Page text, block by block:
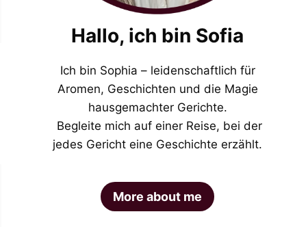
Hallo, ich bin Sofia
Ich bin Sophia – leidenschaftlich für
Aromen, Geschichten und die Magie
hausgemachter Gerichte.
Begleite mich auf einer Reise, bei der
jedes Gericht eine Geschichte erzählt.
More about me